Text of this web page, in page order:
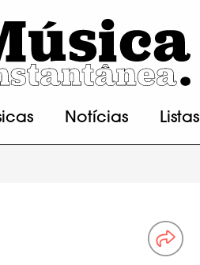
Notícias Listas